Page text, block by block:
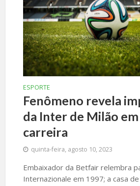
ESPORTE
Fenômeno revela
da Inter de Milão em
carreira
quinta-feira, agosto 10, 2023
Embaixador da Betfair relembra
Internazionale em 1997; a casa